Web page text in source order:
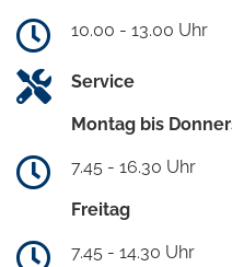
10.00 - 13.00 Uhr
Service
Montag bis
7.45 - 16.30 Uhr
Freitag
7.45 - 14.30 Uhr